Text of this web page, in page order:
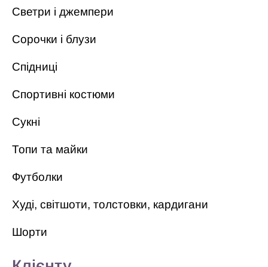
Светри і джемпери
Сорочки і блузи
Спідниці
Спортивні костюми
Сукні
Топи та майки
Футболки
Худі, світшоти, толстовки, кардигани
Шорти